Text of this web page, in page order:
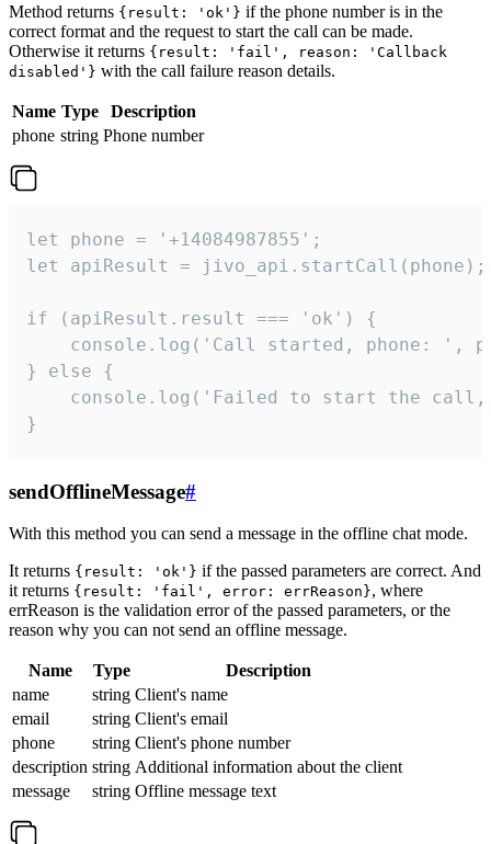
Method returns {result: 'ok'} if the phone number is in the
correct format and the request to start the call can be made.
Otherwise it returns {result: 'fail', reason: 'Callback
disabled'} with the call failure reason details.
Name Type
Description
phone string Phone number
let phone = '+14084987855';
let apiResult = jivo_api.startCall(phone);
if (apiResult.result === 'ok') {
console.log('Call started, phone: ',
} else {
console.log('Failed to start the
}
sendOfflineMessage#
With this method you can send a message in the offline chat mode.
It returns {result: 'ok'} if the passed parameters are correct. And
it returns {result: 'fail', error: errReason}, where
errReason is the validation error of the passed parameters, or the
reason why you can not send an offline message.
Name Type
Description
name
string Client's name
email
string Client's email
phone
string Client's phone number
description string Additional information about the client
message
string Offline message text